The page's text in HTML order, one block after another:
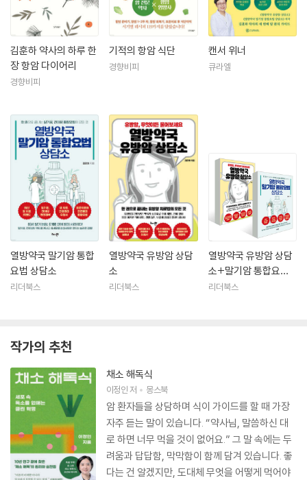
김훈하 약사의 하루 한
장 항암 다이어리
경향비피
기적의 항암 식단
경향비피
캔서 위너
큐라엘
열방약국 말기암 통합
요법 상담소
리더북스
열방약국 유방암 상담
소
리더북스
열방약국 유방암 상담
소+말기암 통합요법
상담소 세트
리더북스
작가의 추천
채소 해독식
이정인저 몽스북
암 환자들을 상담하며 식이 가이드를 할 때 가장
자주 듣는 말이 있습니다. “약사님, 말씀하신 대
로 하면 너무 먹을 것이 없어요.” 그 말 속에는 두
려움과 답답함, 막막함이 함께 담겨 있습니다. 좋
다는 건 알겠지만, 도대체 무엇을 어떻게 먹어야